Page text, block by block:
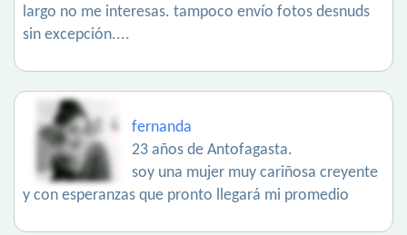
largo no me interesas. tampoco envío fotos desnuds
sin excepción....
fernanda
23 años de Antofagasta.
soy una mujer muy cariñosa creyente
y con esperanzas que pronto llegará mi promedio